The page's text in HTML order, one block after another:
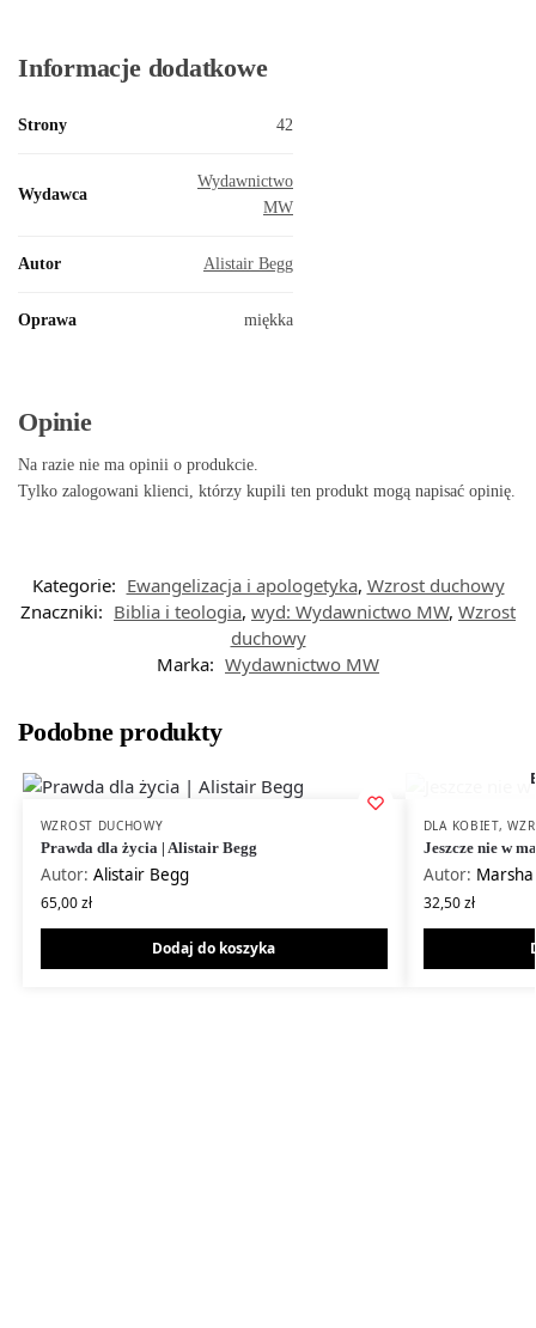
Informacje dodatkowe
Strony 42
Wydawca
Wydawnictwo
MW
Autor Alistair Begg
Oprawa miękka
Opinie
Na razie nie ma opinii o produkcie.
Tylko zalogowani klienci, którzy kupili ten produkt mogą napisać opinię.
Kategorie: Ewangelizacja i apologetyka, Wzrost duchowy
Znaczniki: Biblia i teologia, wyd: Wydawnictwo MW, Wzrost
duchowy
Marka: Wydawnictwo MW
Podobne produkty
WZROST DUCHOWY
Prawda dla życia | Alistair Begg
Autor: Alistair Begg
65,00zł
Dodaj do koszyka
DLA KOBIET,
Jeszcze nie w
Autor:
32,50zł